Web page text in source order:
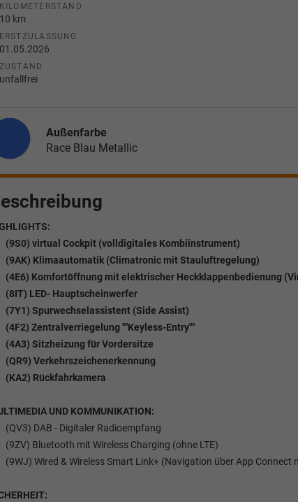
KILOMETERSTAND
10 km
ERSTZULASSUNG
01.05.2026
ZUSTAND
unfallfrei
Außenfarbe
Race Blau Metallic
(9S0) virtual Cockpit (volldigitales Kombiinstrument)
(9AK) Klimaautomatik (Climatronic mit Stauluftregelung)
(4E6) Komfortöffnung mit elektrischer Heckklappenbedienung
(8IT) LED- Hauptscheinwerfer
(7Y1) Spurwechselassistent (Side Assist)
(4F2) Zentralverriegelung ""Keyless-Entry""
(4A3) Sitzheizung für Vordersitze
(QR9) Verkehrszeichenerkennung
(KA2) Rückfahrkamera
UND KOMMUNIKATION:
(QV3) DAB - Digitaler Radioempfang
(9ZV) Bluetooth mit Wireless Charging (ohne LTE)
(9WJ) Wired & Wireless Smart Link+ (Navigation über App